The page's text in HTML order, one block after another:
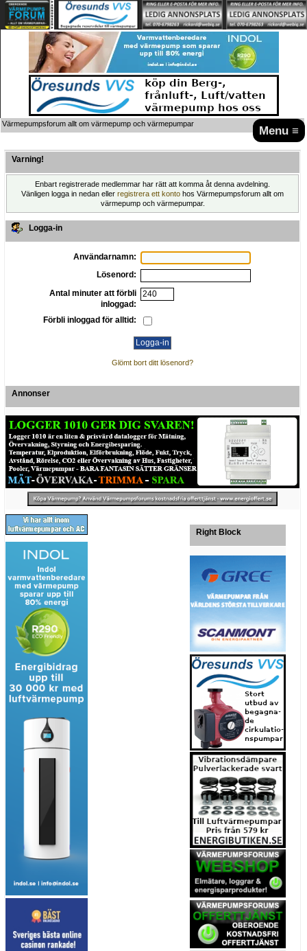
Menu ≡
Värmepumpsforum allt om värmepump och värmepumpar
Varning!
Enbart registrerade medlemmar har rätt att komma åt denna avdelning.
Vänligen logga in nedan eller registrera ett konto hos Värmepumpsforum allt om
värmepump och värmepumpar.
Logga-in
Användarnamn:
Lösenord:
Antal minuter att förbli
inloggad:
Förbli inloggad för alltid:
Glömt bort ditt lösenord?
Annonser
Right Block